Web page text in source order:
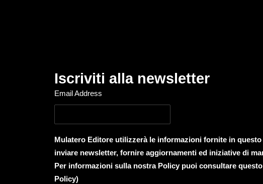
Iscriviti alla newsletter
Email Address
Mulatero Editore utilizzerà le informazioni fornite in
inviare newsletter, fornire aggiornamenti ed iniziative di
Per informazioni sulla nostra Policy puoi consultare
Policy)